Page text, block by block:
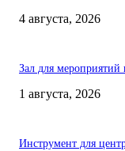
4 августа, 2026
Зал для мероприятий
1 августа, 2026
Инструмент для